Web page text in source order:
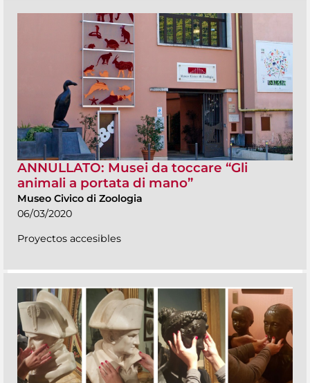
ANNULLATO: Musei da toccare “Gli
animali a portata di mano”
Museo Civico di Zoologia
06/03/2020
Proyectos accesibles